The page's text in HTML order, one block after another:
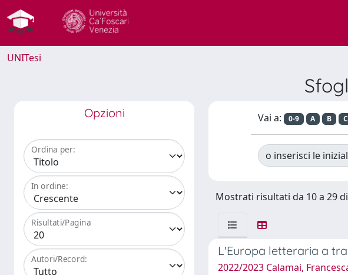
UNITesi
Opzioni
Ordina per:
In ordine:
Risultati/Pagina
Autori/Record:
Vai a: 0-9 A B C
o inserisci le
Mostrati risultati da 10 a 29
L'Europa letteraria a
2022/2023 Calamai,